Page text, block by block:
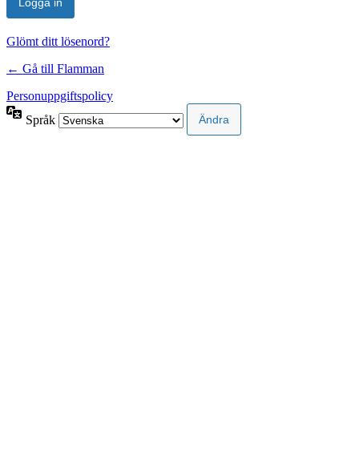
Glömt ditt lösenord?
← Gå till Flamman
Personuppgiftspolicy
Språk